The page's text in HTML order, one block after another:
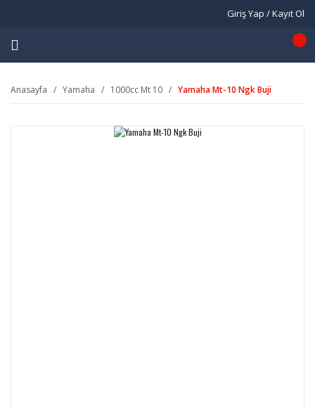
Giriş Yap / Kayıt Ol
Anasayfa Yamaha 1000cc Mt 10 Yamaha Mt-10 Ngk Buji